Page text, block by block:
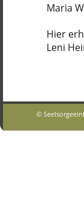
©
Maria
Hier
Leni